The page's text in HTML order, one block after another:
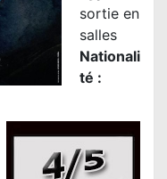
sortie en
salles
Nationali
té :